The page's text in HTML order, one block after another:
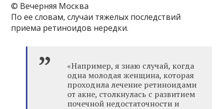
© Вечерняя Москва
По ее словам, случаи тяжелых последствий
приема ретиноидов нередки.
«Например, я знаю случай, когда
одна молодая женщина, которая
проходила лечение ретиноидами
от акне, столкнулась с развитием
почечной недостаточности и